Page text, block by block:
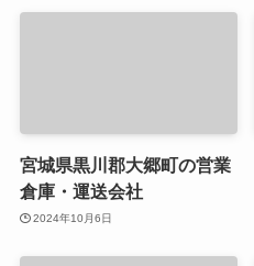
宮城県黒川郡大郷町の営業
倉庫・運送会社
2024年10月6日